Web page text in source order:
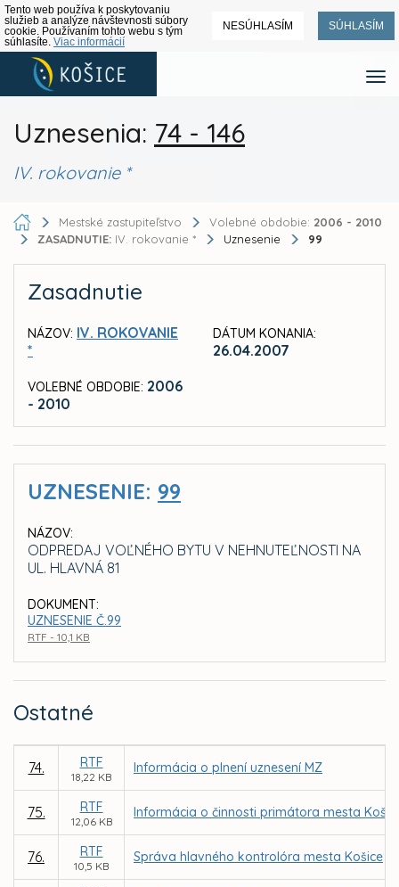
Tento web používa k poskytovaniu
služieb a analýze návštevnosti súbory
cookie. Používaním tohto webu s tým
súhlasíte. Viac informácií
NESÚHLASÍM SÚHLASÍM
Uznesenia: 74 - 146
IV. rokovanie *
Mestské zastupiteľstvo Volebné obdobie: 2006 - 2010
ZASADNUTIE: IV. rokovanie * Uznesenie 99
Zasadnutie
NÁZOV: IV. ROKOVANIE
*
VOLEBNÉ OBDOBIE: 2006
- 2010
DÁTUM KONANIA:
26.04.2007
UZNESENIE: 99
NÁZOV:
ODPREDAJ VOĽNÉHO BYTU V NEHNUTEĽNOSTI NA
UL. HLAVNÁ 81
DOKUMENT:
UZNESENIE Č.99
RTF - 10,1 KB
Ostatné
74. RTF
18,22 KB
Informácia o plnení uznesení MZ
75. RTF
12,06 KB
Informácia o činnosti primátora mesta
76. RTF
10,5 KB
Správa hlavného kontrolóra mesta Košice